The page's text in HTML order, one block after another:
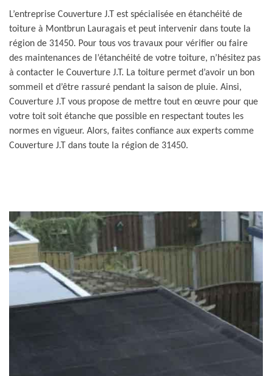
L’entreprise Couverture J.T est spécialisée en étanchéité de
toiture à Montbrun Lauragais et peut intervenir dans toute la
région de 31450. Pour tous vos travaux pour vérifier ou faire
des maintenances de l’étanchéité de votre toiture, n’hésitez pas
à contacter le Couverture J.T. La toiture permet d’avoir un bon
sommeil et d’être rassuré pendant la saison de pluie. Ainsi,
Couverture J.T vous propose de mettre tout en œuvre pour que
votre toit soit étanche que possible en respectant toutes les
normes en vigueur. Alors, faites confiance aux experts comme
Couverture J.T dans toute la région de 31450.